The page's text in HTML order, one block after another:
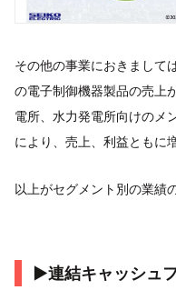
その他の事業におきまして
の電子制御機器製品の売上
電所、水力発電所向けのメ
により、売上、利益ともに
以上がセグメント別の業績
▶連結キャッシュ